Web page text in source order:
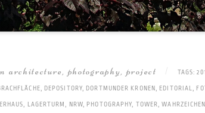
architecture, photography, project TAGS:
, DEPOSITORY, DORTMUNDER KRONEN, EDITORIAL,
, LAGERTURM, NRW, PHOTOGRAPHY, TOWER,WAHRZEICHEN